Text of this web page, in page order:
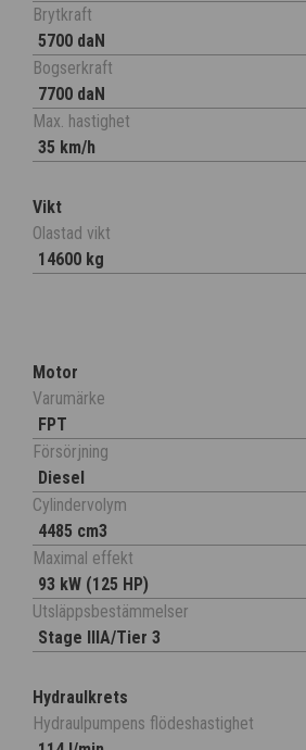
Brytkraft
5700 daN
Bogserkraft
7700 daN
Max. hastighet
35 km/h
Vikt
Olastad vikt
14600 kg
Motor
Varumärke
FPT
Försörjning
Diesel
Cylindervolym
4485 cm3
Maximal effekt
93 kW (125 HP)
Utsläppsbestämmelser
Stage IIIA/Tier 3
Hydraulkrets
Hydraulpumpens flödeshastighet